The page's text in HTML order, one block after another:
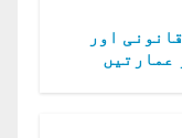
اور
عمارتیں